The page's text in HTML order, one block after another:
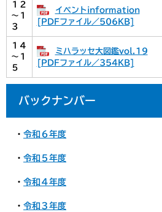
１２
～１
３
イベントinformation
[PDFファイル／506KB]
１４
～１
５
ミハラッセ大図鑑vol.19
[PDFファイル／354KB]
バックナンバー
・ 令和６年度
・ 令和５年度
・ 令和４年度
・ 令和３年度